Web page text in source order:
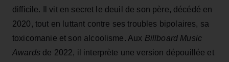
difficile. Il vit en secret le deuil de son père, décédé en
2020, tout en luttant contre ses troubles bipolaires, sa
toxicomanie et son alcoolisme. Aux Billboard Music
Awards de 2022, il interprète une version dépouillée et